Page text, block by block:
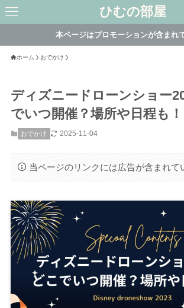
ひむの部屋
本ページはプロモーションが含まれ
ホーム おでかけ
ディズニードローンショー
でいつ開催？場所や日程も！
おでかけ 2025-11-04
当ページのリンクには広告が含まれて